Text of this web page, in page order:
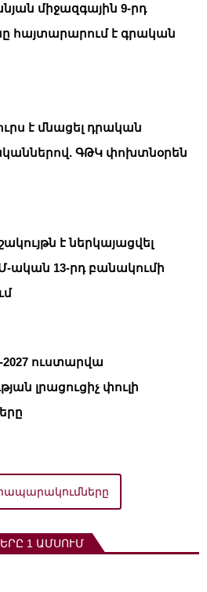
միջազգային 9-րդ
հայտարարում է գրական
է մնացել դրական
ԳԹԿ փոխտնօրեն
է ներկայացվել
ական 13-րդ բանակումի
2027 ուստարվա
լրացուցիչ փուլի
1 ԱՄՍՈՒՄ